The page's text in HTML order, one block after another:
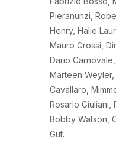
Pieranunzi,
Henry, Halie
Mauro Grossi,
Dario
Marteen Weyler,
Cavallaro,
Rosario Giuliani,
Bobby Watson,
Gut.